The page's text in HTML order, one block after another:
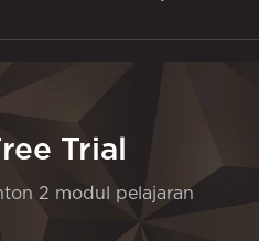
Trial
2 modul pelajaran